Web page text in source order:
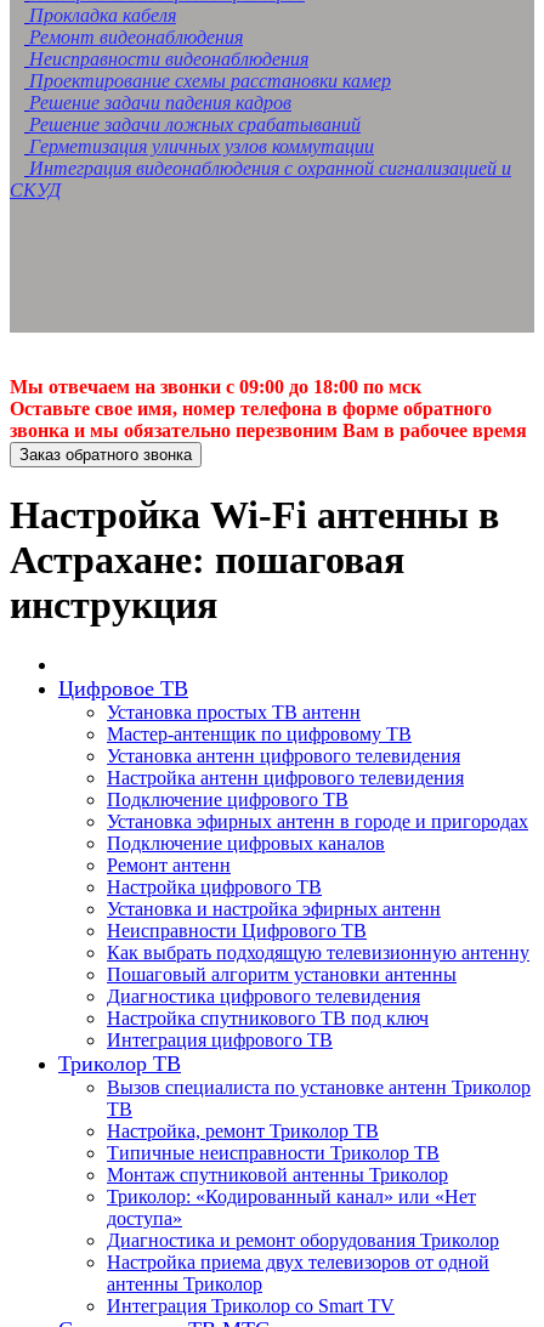
Прокладка кабеля
Ремонт видеонаблюдения
Неисправности видеонаблюдения
Проектирование схемы расстановки камер
Решение задачи падения кадров
Решение задачи ложных срабатываний
Герметизация уличных узлов коммутации
Интеграция видеонаблюдения с охранной сигнализацией и
СКУД
Мы отвечаем на звонки с 09:00 до 18:00 по мск
Оставьте свое имя, номер телефона в форме обратного
звонка и мы обязательно перезвоним Вам в рабочее время
Заказ обратного звонка
Настройка Wi-Fi антенны в
Астрахане: пошаговая
инструкция
Цифровое ТВ
Установка простых ТВ антенн
Мастер-антенщик по цифровому ТВ
Установка антенн цифрового телевидения
Настройка антенн цифрового телевидения
Подключение цифрового ТВ
Установка эфирных антенн в городе и пригородах
Подключение цифровых каналов
Ремонт антенн
Настройка цифрового ТВ
Установка и настройка эфирных антенн
Неисправности Цифрового ТВ
Как выбрать подходящую телевизионную антенну
Пошаговый алгоритм установки антенны
Диагностика цифрового телевидения
Настройка спутникового ТВ под ключ
Интеграция цифрового ТВ
Триколор ТВ
Вызов специалиста по установке антенн Триколор
ТВ
Настройка, ремонт Триколор ТВ
Типичные неисправности Триколор ТВ
Монтаж спутниковой антенны Триколор
Триколор: «Кодированный канал» или «Нет
доступа»
Диагностика и ремонт оборудования Триколор
Настройка приема двух телевизоров от одной
антенны Триколор
Интеграция Триколор со Smart TV